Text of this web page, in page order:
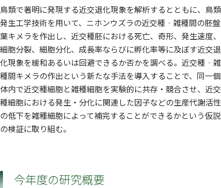
鳥類で著明に発現する近交退化現象を解析するとともに、鳥類
発生工学技術を用いて、ニホンウズラの近交種‐雑種間の胚盤
葉キメラを作出し、近交種胚における死亡、奇形、発生速度、
細胞分裂、細胞分化、成長率ならびに孵化率等に及ぼす近交退
化現象を緩和あるいは回避できるか否かを調べる。近交種‐雑
種間キメラの作出という新たな手法を導入することで、同一個
体内で近交種細胞と雑種細胞を実験的に共存・競合させ、近交
種細胞における発生・分化に関連した因子などの生産代謝活性
の低下を雑種細胞によって補完することができるかという仮説
の検証に取り組む。
今年度の研究概要